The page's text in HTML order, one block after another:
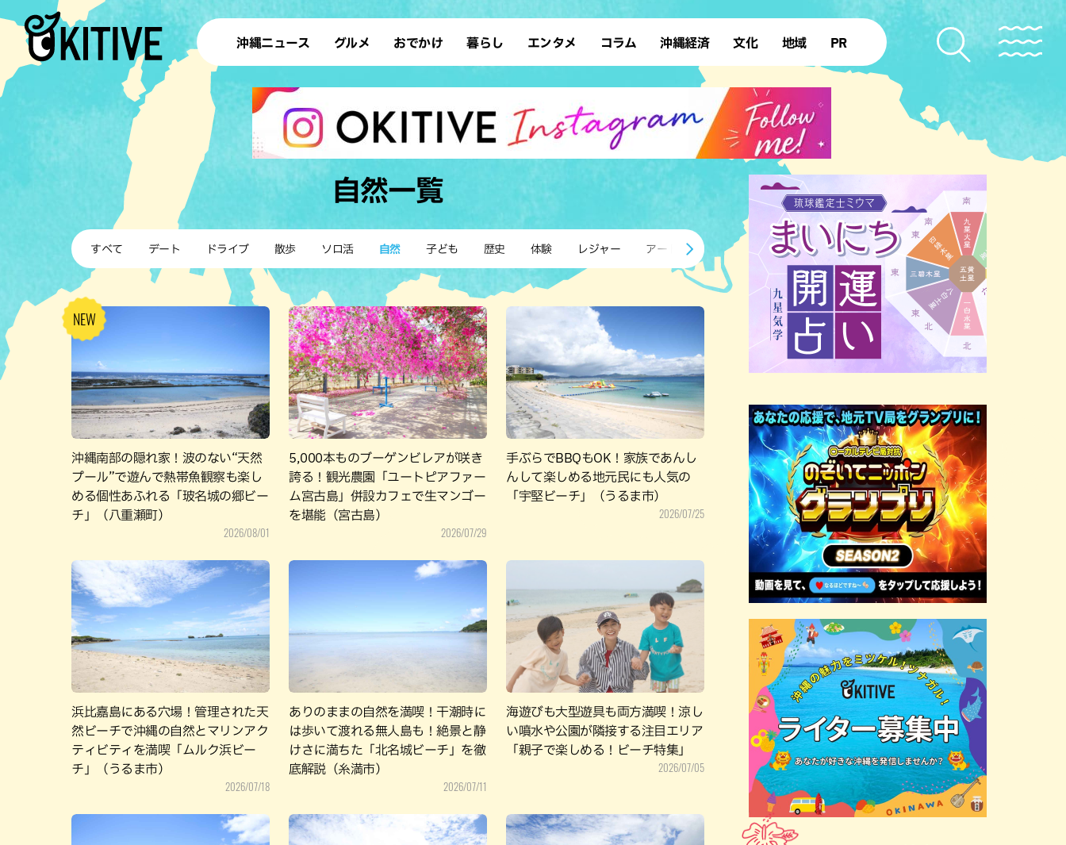
沖縄ニュース グルメ
ラーメン 沖縄そば
テイクアウト カフェ
すし・魚料理 和食・日本料理
沖縄料理 アジア・エスニック
ステーキ・焼肉 焼鳥・串料理
その他の肉料理 居酒屋・バー
ブッフェ・バイキング スイーツ
パン カレー
ハンバーガー タコス・タコライス
おでかけ
デート ドライブ
散歩 ソロ活
歴史
サウナ 公園
暮らし
レシピ SDGs
ファッション ローカルニュース
沖縄移住 沖縄旧暦行事
エンタメ
スポーツ 占い
タレント・芸人 テレビ
コラム 沖縄経済 文化
復帰50年
地域
本島北部
本島南部 先島諸島
北部離島
PR
自然一覧
すべて デート ドライブ 散歩 ソロ活 自然 子ども 歴史 体験 レジャー アート ショッピング ホテル サウナ 公園 沖縄の海
沖縄南部の隠れ家！波のない“天然
プール”で遊んで熱帯魚観察も楽し
める個性あふれる「玻名城の郷ビー
チ」（八重瀬町）
2026/08/01
5,000本ものブーゲンビレアが咲き
誇る！観光農園「ユートピアファー
ム宮古島」併設カフェで生マンゴー
を堪能（宮古島）
2026/07/29
手ぶらでBBQもOK！家族であんし
んして楽しめる地元民にも人気の
「宇堅ビーチ」（うるま市）
2026/07/25
浜比嘉島にある穴場！管理された天
然ビーチで沖縄の自然とマリンアク
ティビティを満喫「ムルク浜ビー
チ」（うるま市）
2026/07/18
ありのままの自然を満喫！干潮時に
は歩いて渡れる無人島も！絶景と静
けさに満ちた「北名城ビーチ」を徹
底解説（糸満市）
2026/07/11
海遊びも大型遊具も両方満喫！涼し
い噴水や公園が隣接する注目エリア
「親子で楽しめる！ビーチ特集」
2026/07/05